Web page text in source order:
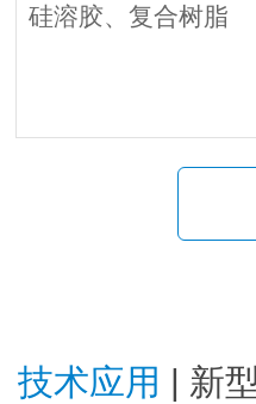
硅溶胶、复合树脂
技术应用 新